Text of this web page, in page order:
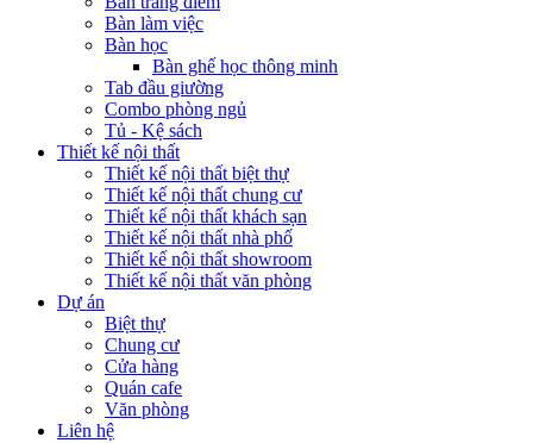
Bàn làm việc
Bàn học
Bàn ghế học thông minh
Tab đầu giường
Combo phòng ngủ
Tủ - Kệ sách
Thiết kế nội thất
Thiết kế nội thất biệt thự
Thiết kế nội thất chung cư
Thiết kế nội thất khách sạn
Thiết kế nội thất nhà phố
Thiết kế nội thất showroom
Thiết kế nội thất văn phòng
Dự án
Biệt thự
Chung cư
Cửa hàng
Quán cafe
Văn phòng
Liên hệ